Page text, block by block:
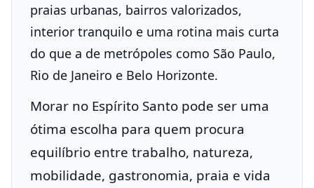
praias urbanas, bairros valorizados,
interior tranquilo e uma rotina mais curta
do que a de metrópoles como São Paulo,
Rio de Janeiro e Belo Horizonte.
Morar no Espírito Santo pode ser uma
ótima escolha para quem procura
equilíbrio entre trabalho, natureza,
mobilidade, gastronomia, praia e vida